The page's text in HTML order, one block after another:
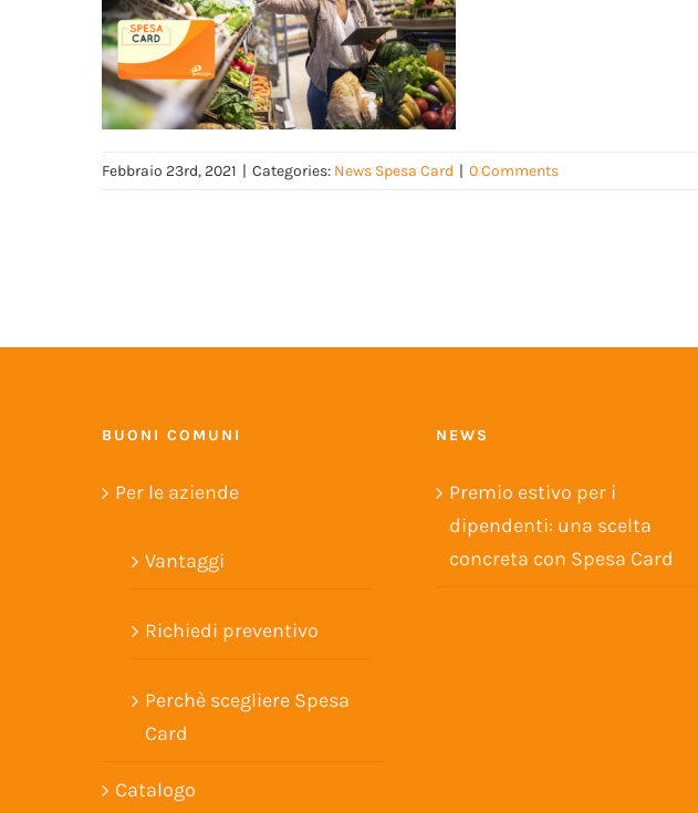
Febbraio 23rd, 2021 | Categories: News Spesa Card | 0 Comments
BUONI COMUNI
Per le aziende
Vantaggi
Richiedi preventivo
Perchè scegliere Spesa
Card
Catalogo
NEWS
Premio estivo per i
dipendenti: una scelta
concreta con Spesa Card